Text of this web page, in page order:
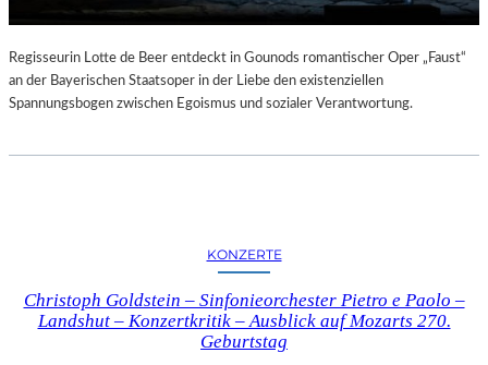
Regisseurin Lotte de Beer entdeckt in Gounods romantischer Oper „Faust“
an der Bayerischen Staatsoper in der Liebe den existenziellen
Spannungsbogen zwischen Egoismus und sozialer Verantwortung.
KONZERTE
Christoph Goldstein – Sinfonieorchester Pietro e Paolo –
Landshut – Konzertkritik – Ausblick auf Mozarts 270.
Geburtstag